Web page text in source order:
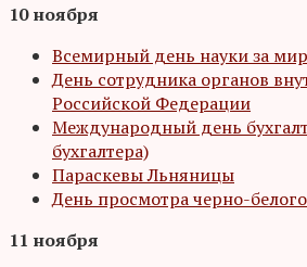
10 ноября
Всемирный день науки за
День сотрудника органов
Российской Федерации
Международный день
бухгалтера)
Параскевы Льняницы
День просмотра черно-
11 ноября